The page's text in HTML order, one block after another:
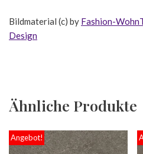
Bildmaterial (c) by Fashion-
Design
Ähnliche Produkte
Angebot!